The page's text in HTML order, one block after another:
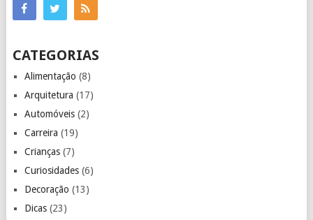
CATEGORIAS
Alimentação (8)
Arquitetura (17)
Automóveis(2)
Carreira (19)
Crianças(7)
Curiosidades(6)
Decoração (13)
Dicas(23)